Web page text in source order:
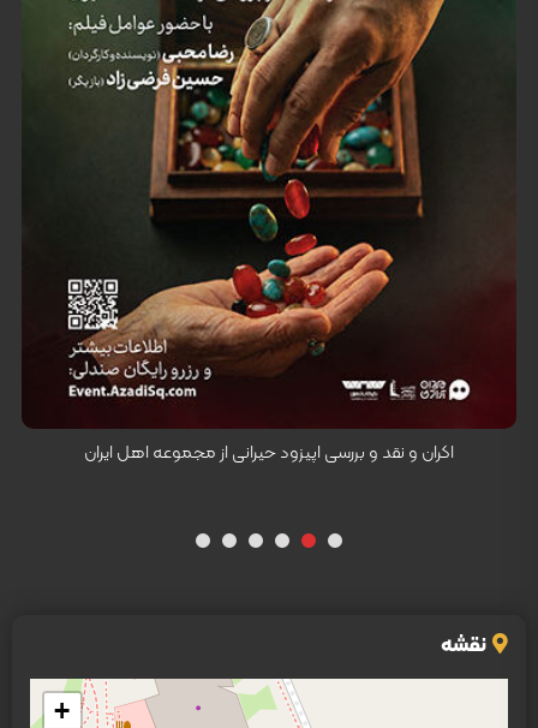
کارگردان: رضا محبی
اکران و نقد و بررسی اپیزود حیرانی از مجموعه اهل ایران
نقشه
+